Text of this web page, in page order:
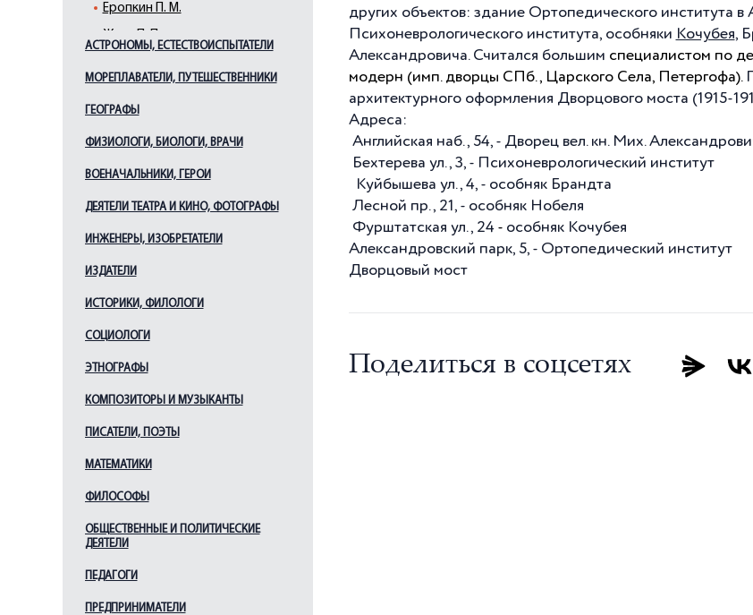
Еропкин П. М.
Кавос А. К.
Каменский В. А.
Камерон Ч.
Кокоринов А. Ф.
Косяков В. А.
Лансере Н. Е.
Мельцер Р. Ф.
Менелас А. А.
Месмахер М. Е.
Парланд А. А.
Растрелли Б. Ф. (В.В.)
Ринальди А.
АСТРОНОМЫ, ЕСТЕСТВОИСПЫТАТЕЛИ
МОРЕПЛАВАТЕЛИ, ПУТЕШЕСТВЕННИКИ
ГЕОГРАФЫ
ФИЗИОЛОГИ, БИОЛОГИ, ВРАЧИ
ВОЕНАЧАЛЬНИКИ, ГЕРОИ
ДЕЯТЕЛИ ТЕАТРА И КИНО, ФОТОГРАФЫ
ИНЖЕНЕРЫ, ИЗОБРЕТАТЕЛИ
ИЗДАТЕЛИ
ИСТОРИКИ, ФИЛОЛОГИ
СОЦИОЛОГИ
ЭТНОГРАФЫ
КОМПОЗИТОРЫ И МУЗЫКАНТЫ
ПИСАТЕЛИ, ПОЭТЫ
МАТЕМАТИКИ
ФИЛОСОФЫ
ОБЩЕСТВЕННЫЕ И ПОЛИТИЧЕСКИЕ
ДЕЯТЕЛИ
ПЕДАГОГИ
ПРЕДПРИНИМАТЕЛИ
других объектов: здание Ортопедического института
Психоневрологического института, особняки Кочубея,
Александровича. Считался большим специалистом по
модерн (имп. дворцы СПб., Царского Села, Петергофа).
архитектурного оформления Дворцового моста (1915-
Адреса:
Английская наб., 54, - Дворец вел. кн. Мих.
Бехтерева ул., 3, - Психоневрологический институт
Куйбышева ул., 4, - особняк Брандта
Лесной пр., 21, - особняк Нобеля
Фурштатская ул., 24 - особняк Кочубея
Александровский парк, 5, - Ортопедический институт
Дворцовый мост
Поделиться в соцсетях